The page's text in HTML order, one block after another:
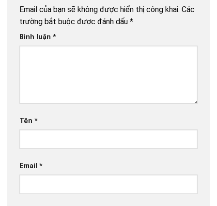
Email của bạn sẽ không được hiển thị công khai. Các
trường bắt buộc được đánh dấu *
Bình luận *
Tên *
Email *